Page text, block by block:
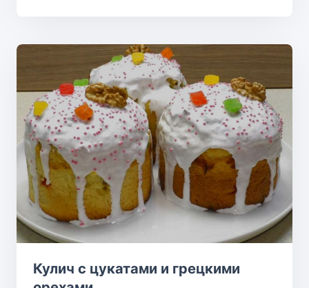
Кулич с цукатами и грецкими